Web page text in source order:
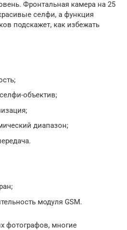
Фронтальная камера на 25
селфи, а функция
подскажет, как избежать
объектив;
диапазон;
модуля GSM.
фотографов, многие